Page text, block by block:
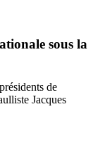
sous la
de
Jacques